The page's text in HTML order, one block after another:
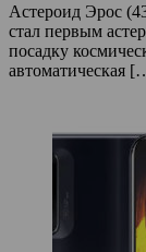
Астероид Эрос
стал первым
посадку
автоматическая